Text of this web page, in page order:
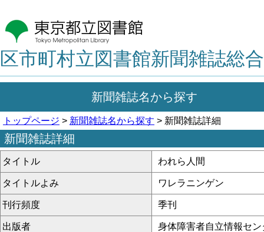
区市町村立図書館新聞雑誌総
新聞雑誌名から探す
トップページ > 新聞雑誌名から探す > 新聞雑誌詳細
新聞雑誌詳細
タイトル われら人間
タイトルよみ ワレラニンゲン
刊行頻度 季刊
出版者 身体障害者自立情報セン